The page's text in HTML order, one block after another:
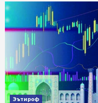
Эътироф